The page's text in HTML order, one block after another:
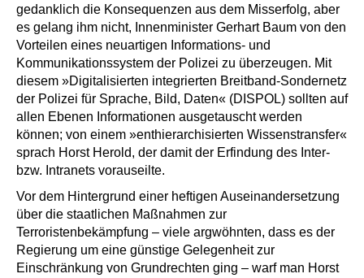
gedanklich die Konsequenzen aus dem Misserfolg, aber
es gelang ihm nicht, Innenminister Gerhart Baum von den
Vorteilen eines neuartigen Informations- und
Kommunikationssystem der Polizei zu überzeugen. Mit
diesem »Digitalisierten integrierten Breitband-Sondernetz
der Polizei für Sprache, Bild, Daten« (DISPOL) sollten auf
allen Ebenen Informationen ausgetauscht werden
können; von einem »enthierarchisierten Wissenstransfer«
sprach Horst Herold, der damit der Erfindung des Inter-
bzw. Intranets vorauseilte.
Vor dem Hintergrund einer heftigen Auseinandersetzung
über die staatlichen Maßnahmen zur
Terroristenbekämpfung – viele argwöhnten, dass es der
Regierung um eine günstige Gelegenheit zur
Einschränkung von Grundrechten ging – warf man Horst